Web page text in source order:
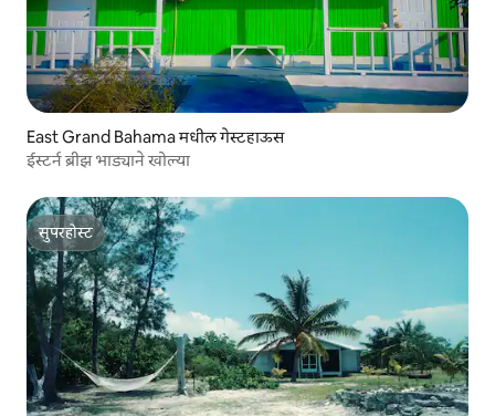
East Grand Bahama मधील गेस्टहाऊस
ईस्टर्न ब्रीझ भाड्याने खोल्या
सुपरहोस्ट
सुपरहोस्ट